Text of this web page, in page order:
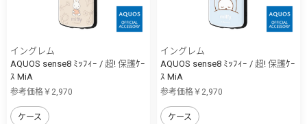
イングレム
AQUOS sense8 ﾐｯﾌｨｰ / 超! 保護ｹｰ
ｽ MiA
参考価格￥2,970
ケース
イングレム
AQUOS sense8 ﾐｯﾌｨｰ / 超! 保護ｹｰ
ｽ MiA
参考価格￥2,970
ケース